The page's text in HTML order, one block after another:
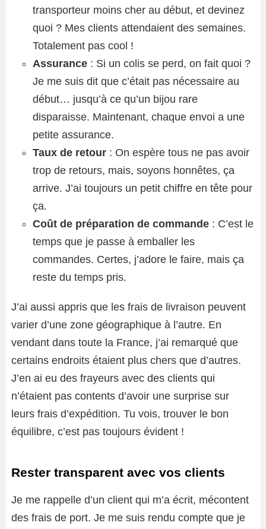
transporteur moins cher au début, et devinez
quoi ? Mes clients attendaient des semaines.
Totalement pas cool !
Assurance : Si un colis se perd, on fait quoi ?
Je me suis dit que c’était pas nécessaire au
début… jusqu’à ce qu’un bijou rare
disparaisse. Maintenant, chaque envoi a une
petite assurance.
Taux de retour : On espère tous ne pas avoir
trop de retours, mais, soyons honnêtes, ça
arrive. J’ai toujours un petit chiffre en tête pour
ça.
Coût de préparation de commande : C’est le
temps que je passe à emballer les
commandes. Certes, j’adore le faire, mais ça
reste du temps pris.
J’ai aussi appris que les frais de livraison peuvent
varier d’une zone géographique à l’autre. En
vendant dans toute la France, j’ai remarqué que
certains endroits étaient plus chers que d’autres.
J’en ai eu des frayeurs avec des clients qui
n’étaient pas contents d’avoir une surprise sur
leurs frais d’expédition. Tu vois, trouver le bon
équilibre, c’est pas toujours évident !
Rester transparent avec vos clients
Je me rappelle d’un client qui m’a écrit, mécontent
des frais de port. Je me suis rendu compte que je